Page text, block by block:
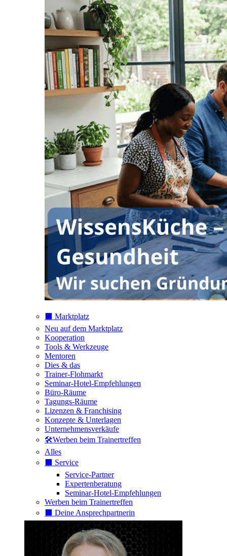
⬛️ Marktplatz
Neu auf dem Marktplatz
Kooperation
Tools & Werkzeuge
Mentoren
Dies & das
Trainer-Flohmarkt
Seminar-Hotel-Empfehlungen
Büro-Räume
Tagungs-Räume
Lizenzen & Franchising
Konzepte & Unterlagen
Unternehmensverkäufe
🛠️Werben beim Trainertreffen
Alles
⬛️ Service
Service-Partner
Expertenberatung
Seminar-Hotel-Empfehlungen
Werben beim Trainertreffen
⬛️ Deine Ansprechpartnerin